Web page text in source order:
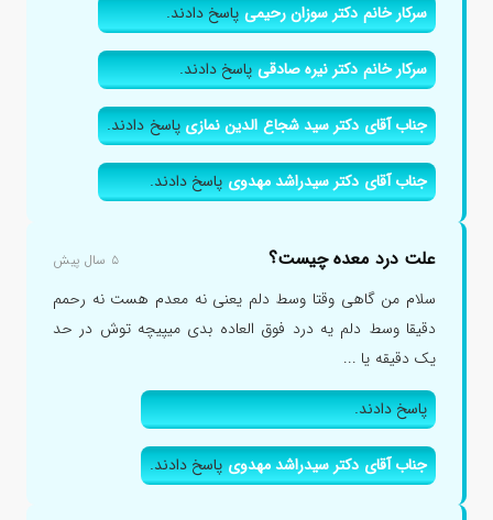
سرکار خانم دکتر سوزان رحیمیپاسخ دادند.
سرکار خانم دکتر نیره صادقیپاسخ دادند.
جناب آقای دکتر سید شجاع الدین نمازیپاسخ دادند.
جناب آقای دکتر سیدراشد مهدویپاسخ دادند.
علت درد معده چیست؟ ۵ سال پیش
سلام من گاهی وقتا وسط دلم یعنی نه معدم هست نه رحمم
دقیقا وسط دلم یه درد فوق العاده بدی میپیچه توش در حد
یک دقیقه یا ...
پاسخ دادند.
جناب آقای دکتر سیدراشد مهدویپاسخ دادند.